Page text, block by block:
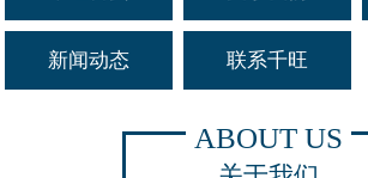
新闻动态 联系千旺
ABOUT US